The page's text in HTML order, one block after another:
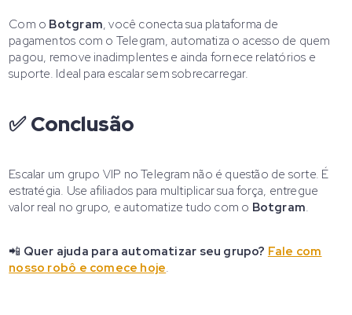
Com o Botgram, você conecta sua plataforma de
pagamentos com o Telegram, automatiza o acesso de quem
pagou, remove inadimplentes e ainda fornece relatórios e
suporte. Ideal para escalar sem sobrecarregar.
✅ Conclusão
Escalar um grupo VIP no Telegram não é questão de sorte. É
estratégia. Use afiliados para multiplicar sua força, entregue
valor real no grupo, e automatize tudo com o Botgram.
📲 Quer ajuda para automatizar seu grupo? Fale com
nosso robô e comece hoje.